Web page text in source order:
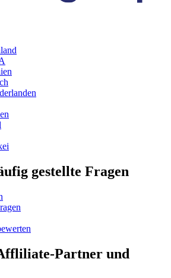
gestellte Fragen
Partner und